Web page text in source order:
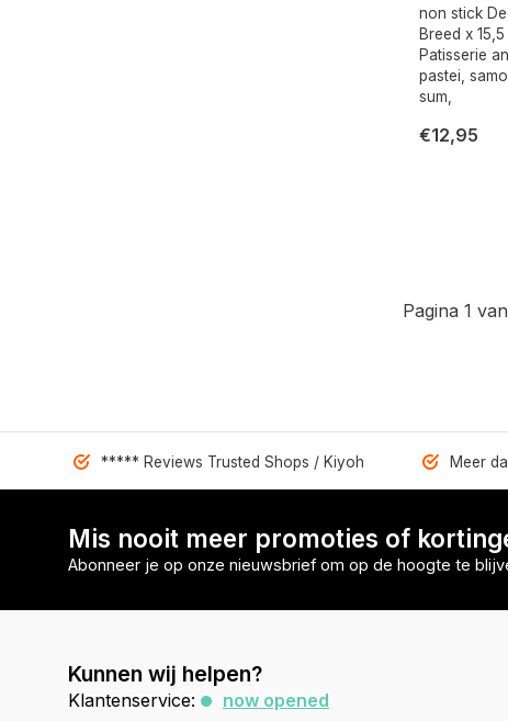
non stick
Breed x
Patisserie
pastei,
sum,
€12,95
Pagina 1
***** Reviews Trusted Shops / Kiyoh Meer
Mis nooit meer promoties of
Abonneer je op onze nieuwsbrief om op de hoogte te
Kunnen wij helpen?
Klantenservice: now opened